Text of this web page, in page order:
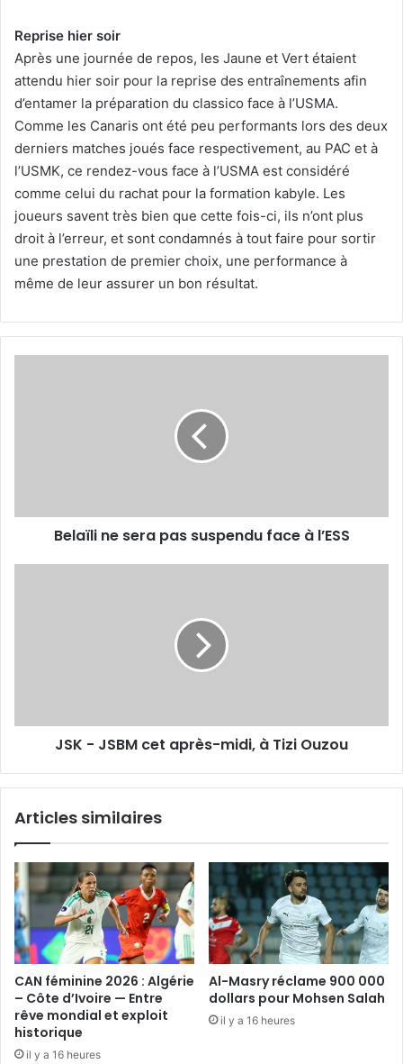
Reprise hier soir
Après une journée de repos, les Jaune et Vert étaient
attendu hier soir pour la reprise des entraînements afin
d’entamer la préparation du classico face à l’USMA.
Comme les Canaris ont été peu performants lors des deux
derniers matches joués face respectivement, au PAC et à
l’USMK, ce rendez-vous face à l’USMA est considéré
comme celui du rachat pour la formation kabyle. Les
joueurs savent très bien que cette fois-ci, ils n’ont plus
droit à l’erreur, et sont condamnés à tout faire pour sortir
une prestation de premier choix, une performance à
même de leur assurer un bon résultat.
Belaïli ne sera pas suspendu face à l’ESS
Ouzou
JSK - JSBM cet après-midi, à Tizi Ouzou
Articles similaires
CAN féminine 2026 : Algérie
– Côte d’Ivoire — Entre
rêve mondial et exploit
historique
il y a 16 heures
Al-Masry réclame 900 000
dollars pour Mohsen Salah
il y a 16 heures